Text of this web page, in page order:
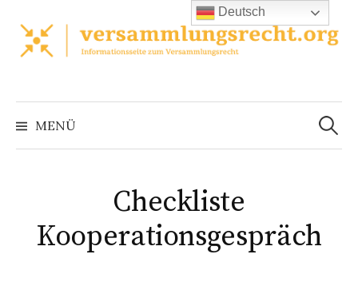
Inhalt
überspringen
MENÜ
Suchen
nach:
Checkliste
Kooperationsgespräch
Deutsch